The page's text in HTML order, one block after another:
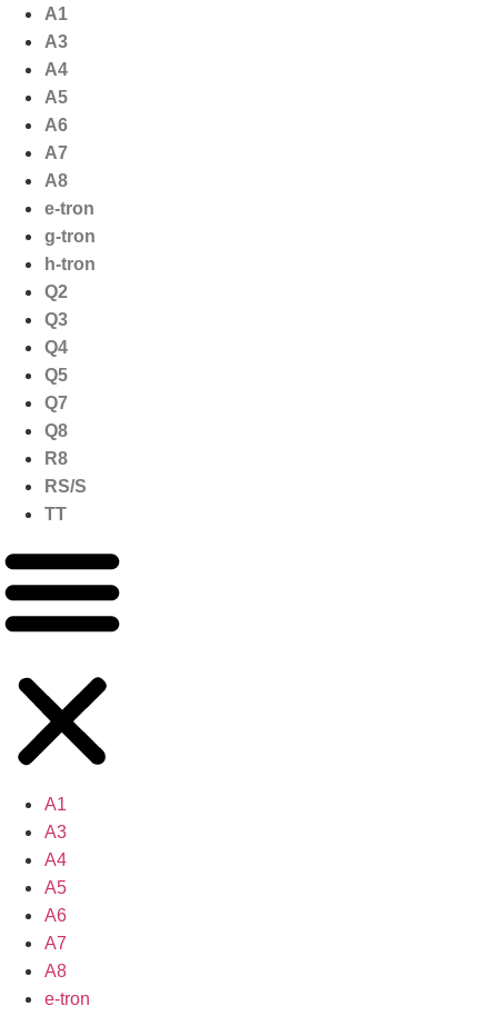
naar
inhoud
A1
A3
A4
A5
A6
A7
A8
e-tron
g-tron
h-tron
Q2
Q3
Q4
Q5
Q7
Q8
R8
RS/S
TT
A1
A3
A4
A5
A6
A7
A8
e-tron